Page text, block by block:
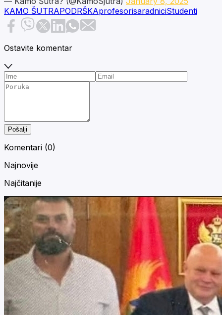
KAMO ŠUTRAPODRŠKAprofesorisaradniciStudenti
Ostavite komentar
Pošalji
Komentari (0)
Najnovije
Najčitanije